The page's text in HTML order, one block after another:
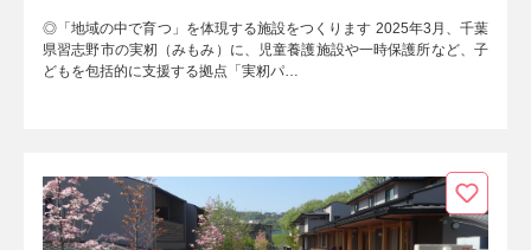
◎「地域の中で育つ」を体現する施設をつくります 2025年3⽉、千葉
県習志野市の実籾（みもみ）に、児童養護施設や一時保護所など、子
どもを包括的に支援する拠点「実籾パ…